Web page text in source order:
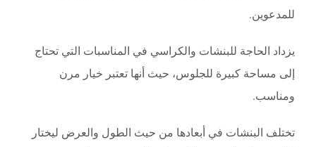
للمدعوين.
يزداد الحاجة للبنشات والكراسي في المناسبات التي تحتاج
إلى مساحة كبيرة للجلوس، حيث أنها تعتبر خيار مرن
ومناسب.
تختلف البنشات في أبعادها من حيث الطول والعرض ليختار